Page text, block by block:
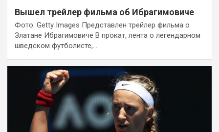
Вышел трейлер фильма об Ибрагимовиче
Фото: Getty Images Представлен трейлер фильма о
Златане Ибрагимовиче В прокат, лента о легендарном
шведском футболисте,…